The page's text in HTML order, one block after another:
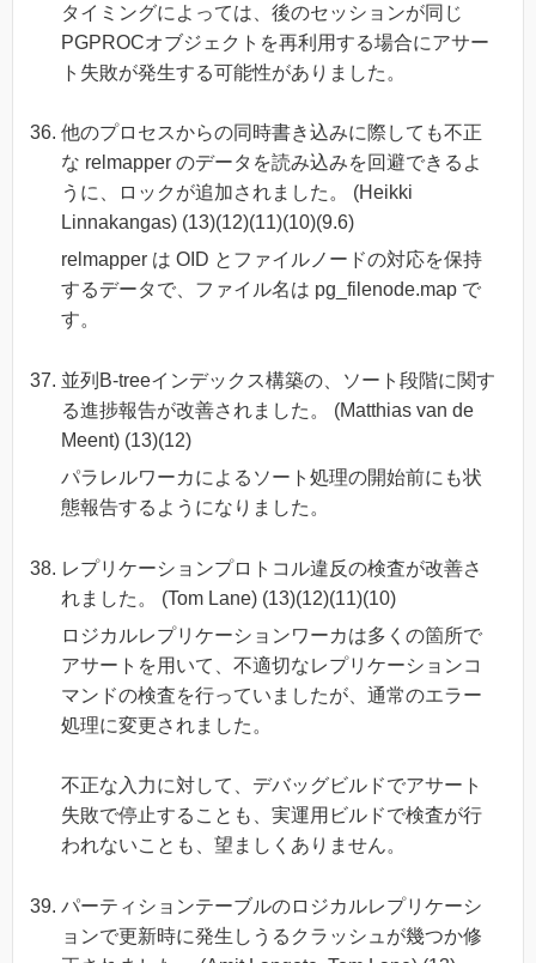
タイミングによっては、後のセッションが同じ
PGPROCオブジェクトを再利用する場合にアサー
ト失敗が発生する可能性がありました。
他のプロセスからの同時書き込みに際しても不正
な relmapper のデータを読み込みを回避できるよ
うに、ロックが追加されました。 (Heikki
Linnakangas) (13)(12)(11)(10)(9.6)
relmapper は OID とファイルノードの対応を保持
するデータで、ファイル名は pg_filenode.map で
す。
並列B-treeインデックス構築の、ソート段階に関す
る進捗報告が改善されました。 (Matthias van de
Meent) (13)(12)
パラレルワーカによるソート処理の開始前にも状
態報告するようになりました。
レプリケーションプロトコル違反の検査が改善さ
れました。 (Tom Lane) (13)(12)(11)(10)
ロジカルレプリケーションワーカは多くの箇所で
アサートを用いて、不適切なレプリケーションコ
マンドの検査を行っていましたが、通常のエラー
処理に変更されました。
不正な入力に対して、デバッグビルドでアサート
失敗で停止することも、実運用ビルドで検査が行
われないことも、望ましくありません。
パーティションテーブルのロジカルレプリケーシ
ョンで更新時に発生しうるクラッシュが幾つか修